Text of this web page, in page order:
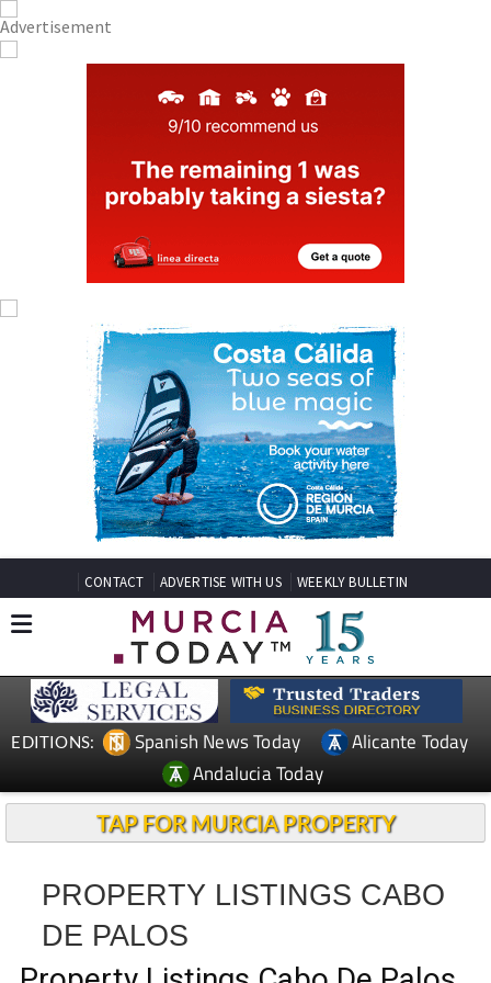
CONTACT ADVERTISE WITH US WEEKLY BULLETIN
EDITIONS: Spanish News Today
Alicante Today
Andalucia Today
TAP FOR MURCIA PROPERTY
PROPERTY LISTINGS CABO
DE PALOS